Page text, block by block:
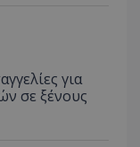
για
σε ξένους